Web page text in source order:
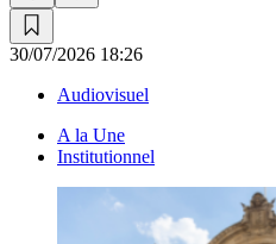
30/07/2026 18:26
Audiovisuel
A la Une
Institutionnel